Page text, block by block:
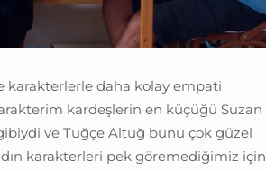
karakterlerle daha kolay empati
kardeşlerin en küçüğü Suzan
ve Tuğçe Altuğ bunu çok güzel
karakterleri pek göremediğimiz için